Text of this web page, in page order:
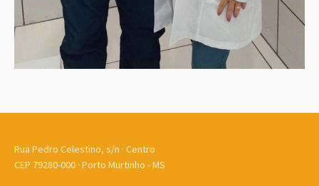
Rua Pedro Celestino, s/n · Centro
CEP 79280-000 · Porto Murtinho - MS